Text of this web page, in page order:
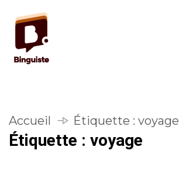
Accueil Étiquette : voyage
Étiquette : voyage